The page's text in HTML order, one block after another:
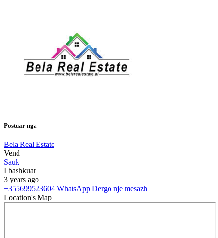
Postuar nga
Bela Real Estate
Vend
Sauk
I bashkuar
3 years ago
+355699523604 WhatsApp Dergo nje mesazh
Location's Map